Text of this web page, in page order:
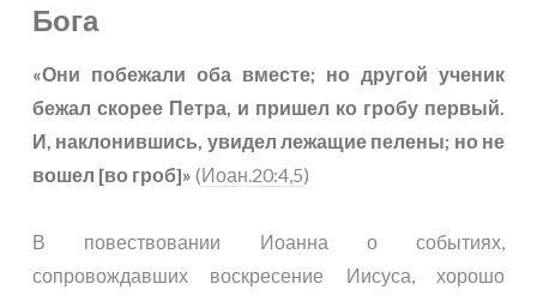
Бога
«Они побежали оба вместе; но другой ученик
бежал скорее Петра, и пришел ко гробу первый.
И, наклонившись, увидел лежащие пелены; но не
вошел [во гроб]» (Иоан.20:4,5)
В повествовании Иоанна о событиях,
сопровождавших воскресение Иисуса, хорошо